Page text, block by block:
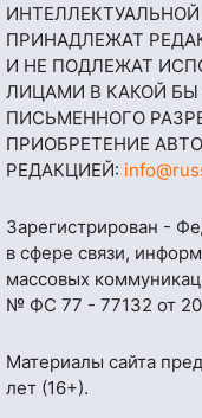
ПРИНАДЛЕЖАТ
И НЕ ПОДЛЕЖАТ
ЛИЦАМИ В КАКОЙ
ПИСЬМЕННОГО
ПРИОБРЕТЕНИЕ
РЕДАКЦИЕЙ:
Зарегистрирован -
в сфере связи,
массовых
№ ФС 77 - 77132 от
Материалы сайта
лет (16+).